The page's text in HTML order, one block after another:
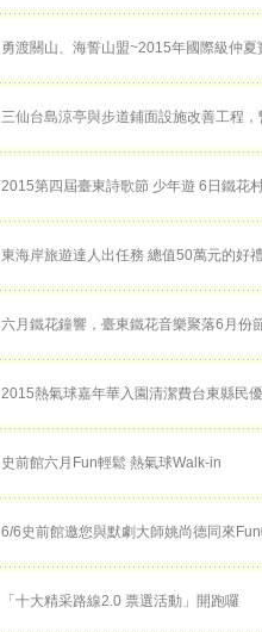
勇渡關山、海誓山盟~2015年國際級仲夏
三仙台島涼亭與步道鋪面設施改善工程
2015第四屆臺東詩歌節 少年遊 6日鐵花
東海岸旅遊達人出任務 總值50萬元的好
六月鐵花鐘響，臺東鐵花音樂聚落6月份
2015熱氣球嘉年華入園清潔費台東縣民
史前館六月Fun輕鬆 熱氣球Walk-in
6/6史前館邀您與默劇大師姚尚德同來
「十大精采路線2.0 票選活動」開跑囉